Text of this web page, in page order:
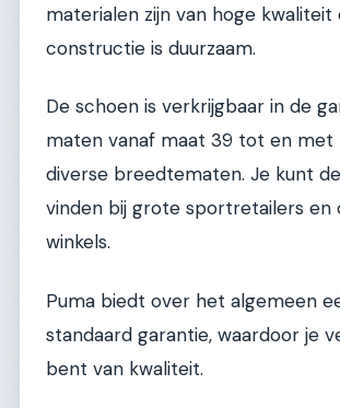
materialen zijn van hoge kwaliteit
constructie is duurzaam.
De schoen is verkrijgbaar in de
maten vanaf maat 39 tot en met
diverse breedtematen. Je kunt
vinden bij grote sportretailers en
winkels.
Puma biedt over het algemeen
standaard garantie, waardoor je
bent van kwaliteit.